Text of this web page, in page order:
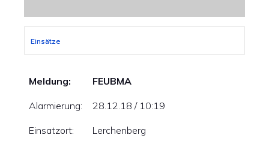
Einsätze
Meldung: FEUBMA
Alarmierung: 28.12.18 / 10:19
Einsatzort: Lerchenberg